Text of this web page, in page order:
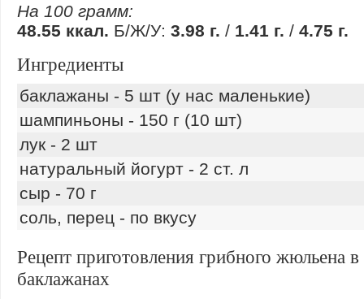
На 100 грамм:
48.55 ккал. Б/Ж/У: 3.98 г. / 1.41 г. / 4.75 г.
Ингредиенты
баклажаны - 5 шт (у нас маленькие)
шампиньоны - 150 г (10 шт)
лук - 2 шт
натуральный йогурт - 2 ст. л
сыр - 70 г
соль, перец - по вкусу
Рецепт приготовления грибного жюльена в
баклажанах